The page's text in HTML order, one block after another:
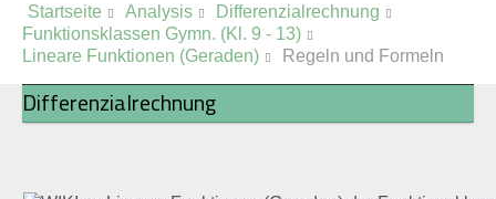
Startseite Analysis
Differenzialrechnung
Funktionsklassen Gymn. (Kl. 9 - 13)
Lineare Funktionen (Geraden)
Regeln und Formeln
Differenzialrechnung